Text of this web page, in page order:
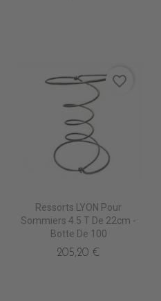
Ressorts LYON Pour
Sommiers 4.5 T De 22cm -
Botte De 100
205,20 €
favorite_border